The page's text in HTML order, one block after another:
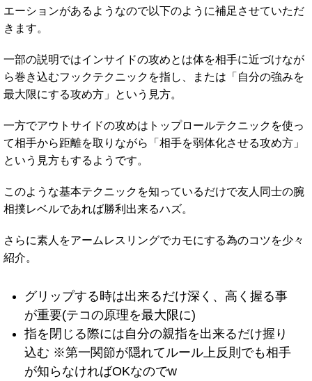
エーションがあるようなので以下のように補足させていただ
きます。
一部の説明ではインサイドの攻めとは体を相手に近づけなが
ら巻き込むフックテクニックを指し、または「自分の強みを
最大限にする攻め方」という見方。
一方でアウトサイドの攻めはトップロールテクニックを使っ
て相手から距離を取りながら「相手を弱体化させる攻め方」
という見方もするようです。
このような基本テクニックを知っているだけで友人同士の腕
相撲レベルであれば勝利出来るハズ。
さらに素人をアームレスリングでカモにする為のコツを少々
紹介。
グリップする時は出来るだけ深く、高く握る事
が重要(テコの原理を最大限に)
指を閉じる際には自分の親指を出来るだけ握り
込む ※第一関節が隠れてルール上反則でも相手
が知らなければOKなのでw